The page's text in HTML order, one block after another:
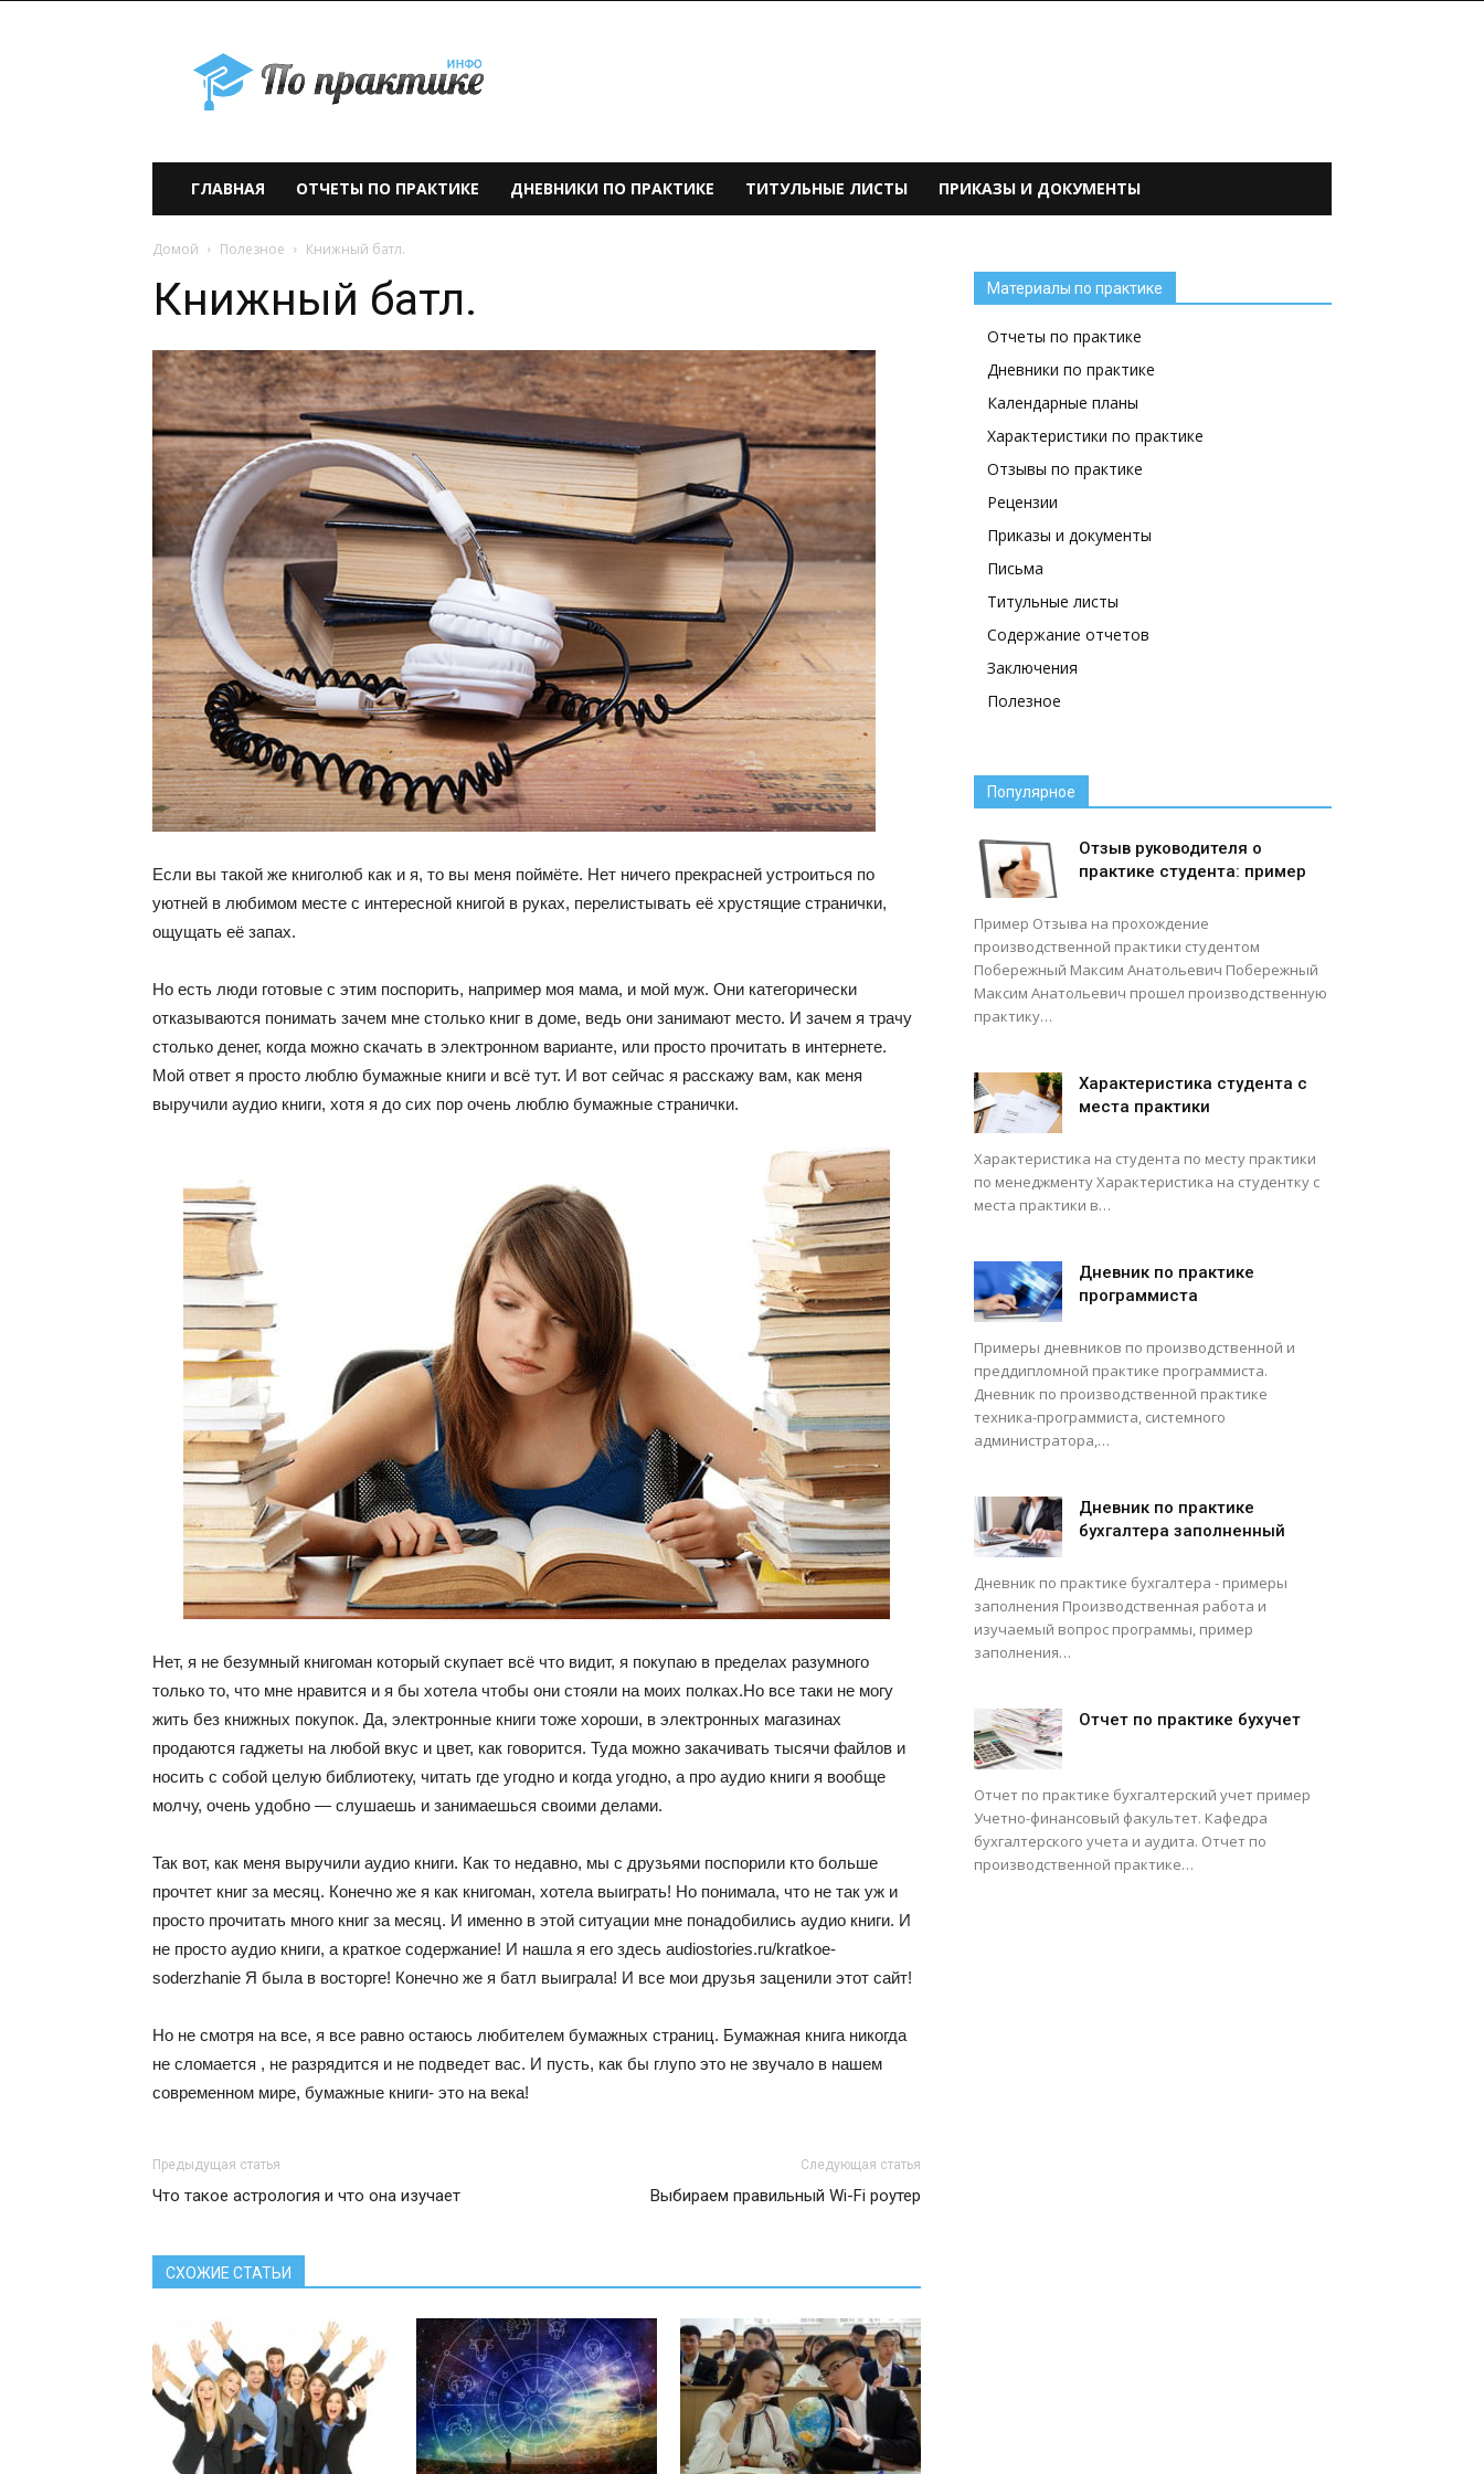
практике» —
учебно-
образовательный
ГЛАВНАЯ ОТЧЕТЫ ПО ПРАКТИКЕ ДНЕВНИКИ ПО ПРАКТИКЕ ТИТУЛЬНЫЕ ЛИСТЫ ПРИКАЗЫ И ДОКУМЕНТЫ
Домой Полезное Книжный батл.
Книжный батл.
Если вы такой же книголюб как и я, то вы меня поймёте. Нет ничего прекрасней устроиться по
уютней в любимом месте с интересной книгой в руках, перелистывать её хрустящие странички,
ощущать её запах.
Но есть люди готовые с этим поспорить, например моя мама, и мой муж. Они категорически
отказываются понимать зачем мне столько книг в доме, ведь они занимают место. И зачем я трачу
столько денег, когда можно скачать в электронном варианте, или просто прочитать в интернете.
Мой ответ я просто люблю бумажные книги и всё тут. И вот сейчас я расскажу вам, как меня
выручили аудио книги, хотя я до сих пор очень люблю бумажные странички.
Нет, я не безумный книгоман который скупает всё что видит, я покупаю в пределах разумного
только то, что мне нравится и я бы хотела чтобы они стояли на моих полках.Но все таки не могу
жить без книжных покупок. Да, электронные книги тоже хороши, в электронных магазинах
продаются гаджеты на любой вкус и цвет, как говорится. Туда можно закачивать тысячи файлов и
носить с собой целую библиотеку, читать где угодно и когда угодно, а про аудио книги я вообще
молчу, очень удобно — слушаешь и занимаешься своими делами.
Так вот, как меня выручили аудио книги. Как то недавно, мы с друзьями поспорили кто больше
прочтет книг за месяц. Конечно же я как книгоман, хотела выиграть! Но понимала, что не так уж и
просто прочитать много книг за месяц. И именно в этой ситуации мне понадобились аудио книги. И
не просто аудио книги, а краткое содержание! И нашла я его здесь audiostories.ru/kratkoe-
soderzhanie Я была в восторге! Конечно же я батл выиграла! И все мои друзья заценили этот сайт!
Но не смотря на все, я все равно остаюсь любителем бумажных страниц. Бумажная книга никогда
не сломается , не разрядится и не подведет вас. И пусть, как бы глупо это не звучало в нашем
современном мире, бумажные книги- это на века!
Предыдущая статья
Что такое астрология и что она изучает
Следующая статья
Выбираем правильный Wi-Fi роутер
СХОЖИЕ СТАТЬИ
Материалы по практике
Отчеты по практике
Дневники по практике
Календарные планы
Характеристики по практике
Отзывы по практике
Рецензии
Приказы и документы
Письма
Титульные листы
Содержание отчетов
Заключения
Полезное
Популярное
Отзыв руководителя о
практике студента: пример
Пример Отзыва на прохождение
производственной практики студентом
Побережный Максим Анатольевич Побережный
Максим Анатольевич прошел производственную
практику…
Характеристика студента с
места практики
Характеристика на студента по месту практики
по менеджменту Характеристика на студентку с
места практики в…
Дневник по практике
программиста
Примеры дневников по производственной и
преддипломной практике программиста.
Дневник по производственной практике
техника-программиста, системного
администратора,…
Дневник по практике
бухгалтера заполненный
Дневник по практике бухгалтера - примеры
заполнения Производственная работа и
изучаемый вопрос программы, пример
заполнения…
Отчет по практике бухучет
Отчет по практике бухгалтерский учет пример
Учетно-финансовый факультет. Кафедра
бухгалтерского учета и аудита. Отчет по
производственной практике…